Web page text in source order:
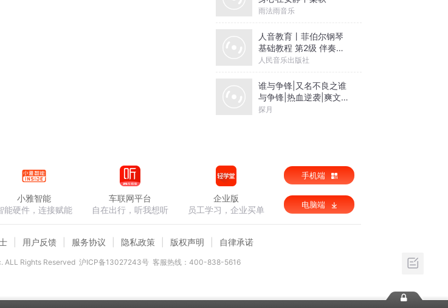
雨法雨音乐
人音教育丨菲伯尔钢琴
基础教程 第2级 伴奏音
乐
人民音乐出版社
谁与争锋|又名不良之谁
与争锋|热血逆袭|爽文爆
笑|会员免费
探月
小雅智能
能硬件，连接赋能
车联网平台
自在出行，听我想听
企业版
员工学习，企业买单
手机端
电脑端
用户反馈 服务协议 隐私政策 版权声明 自律承诺
Rights Reserved 沪ICP备13027243号 客服热线：400-838-5616